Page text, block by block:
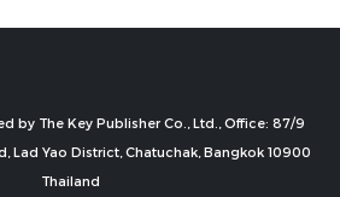
by The Key Publisher Co., Ltd., Office: 87/9
Lad Yao District, Chatuchak, Bangkok 10900
Thailand